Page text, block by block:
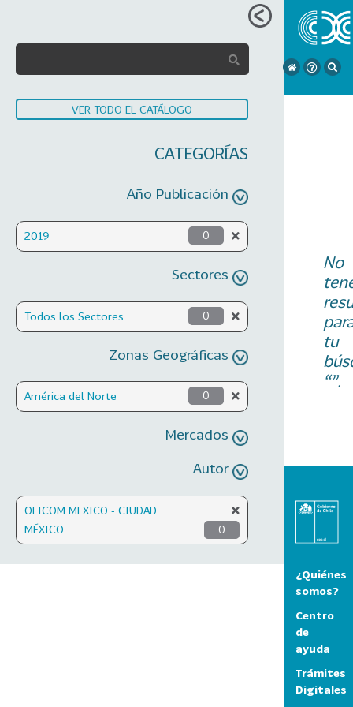
VER TODO EL CATÁLOGO
CATEGORÍAS
Año Publicación
2019 0
Sectores
Todos los Sectores 0
Zonas Geográficas
América del Norte 0
Mercados
Autor
OFICOM MEXICO - CIUDAD
MÉXICO
0
No
tu
“”.
¿Quiénes
somos?
Centro
de
ayuda
Trámites
Digitales